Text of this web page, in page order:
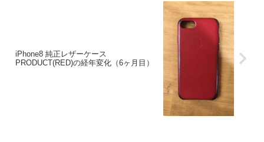
iPhone8 純正レザーケース
PRODUCT(RED)の経年変化（6ヶ月目）